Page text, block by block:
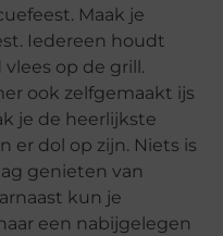
Maak je
Iedereen houdt
op de grill.
ook zelfgemaakt ijs
je de heerlijkste
er dol op zijn. Niets is
genieten van
kun je
een nabijgelegen